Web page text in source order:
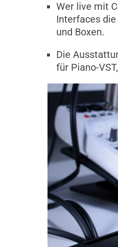
Wer live mit
Interfaces
und Boxen.
Die
für Piano-